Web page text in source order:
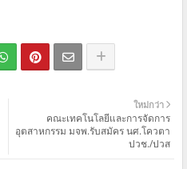
ใหม่กว่า
คณะเทคโนโลยีและการจัดการ
อุตสาหกรรม มจพ.รับสมัคร นศ.โควตา
ปวช./ปวส